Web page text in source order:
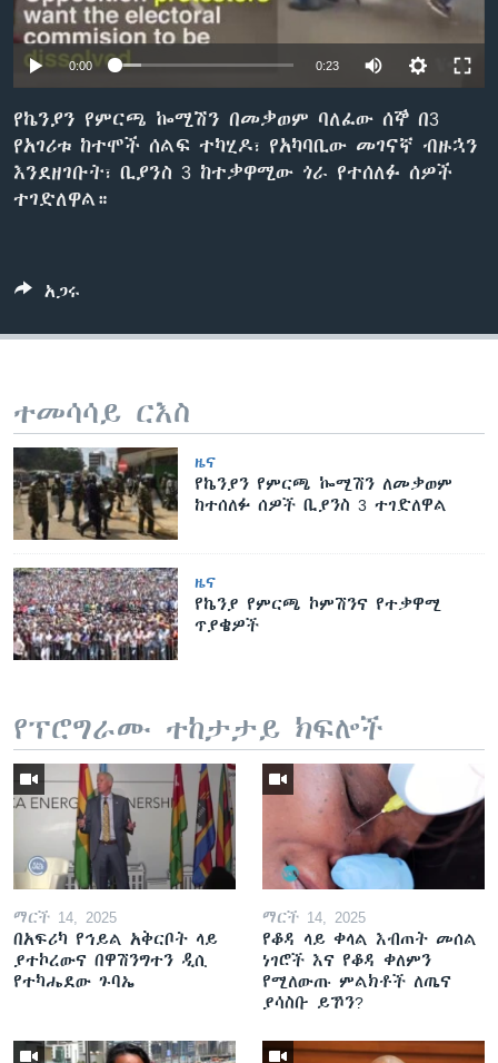
0:00 0:23
የኬንያን የምርጫ ኰሚሽን በመቃወም ባለፈው ሰኞ በ3
የአገሪቱ ከተሞች ሰልፍ ተካሂዶ፣ የአካባቢው መገናኛ ብዙኋን
እንደዘገቡት፣ ቢያንስ 3 ከተቃዋሚው ጎራ የተሰለፉ ሰዎች
ተገድለዋል።
አጋሩ
ተመሳሳይ ርእስ
ዜና
የኬንያን የምርጫ ኰሚሽን ለመቃወም
ከተሰለፉ ሰዎች ቢያንስ 3 ተገድለዋል
ዜና
የኬንያ የምርጫ ኮምሽንና የተቃዋሚ
ጥያቄዎች
የፕሮግራሙ ተከታታይ ክፍሎች
ማርች 14, 2025
በአፍሪካ የኅይል አቅርቦት ላይ
ያተኮረውና በዋሽንግተን ዲሲ
የተካሔደው ጉባኤ
ማርች 14, 2025
የቆዳ ላይ ቀላል እብጠት መሰል
ነገሮች እና የቆዳ ቀለምን
የሚለውጡ ምልክቶች ለጤና
ያሳስቡ ይኾን?